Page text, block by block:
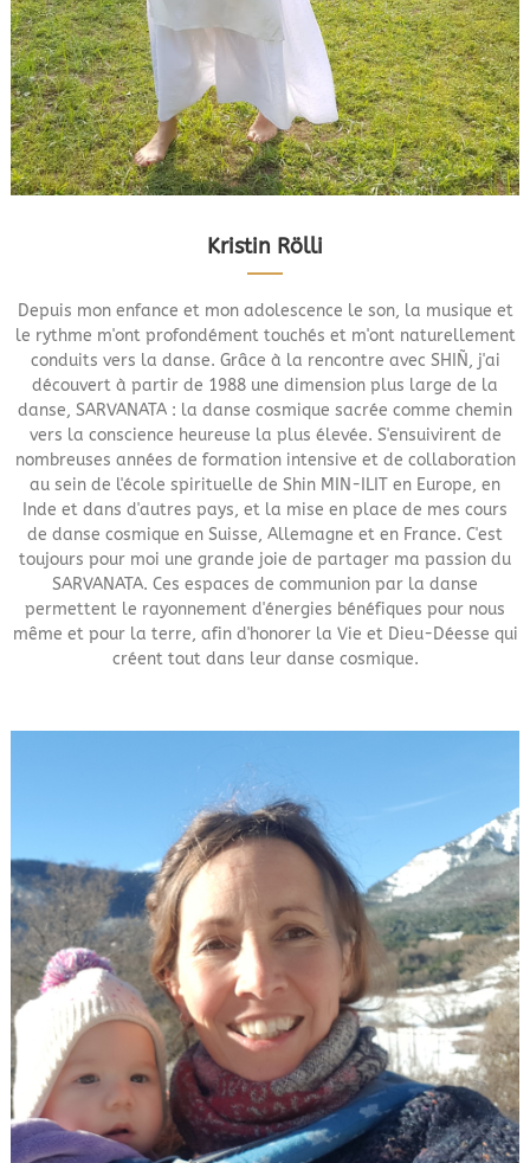
Kristin Rölli
Depuis mon enfance et mon adolescence le son, la musique et
le rythme m'ont profondément touchés et m'ont naturellement
conduits vers la danse. Grâce à la rencontre avec SHIÑ, j'ai
découvert à partir de 1988 une dimension plus large de la
danse, SARVANATA : la danse cosmique sacrée comme chemin
vers la conscience heureuse la plus élevée. S'ensuivirent de
nombreuses années de formation intensive et de collaboration
au sein de l'école spirituelle de Shin MIN-ILIT en Europe, en
Inde et dans d'autres pays, et la mise en place de mes cours
de danse cosmique en Suisse, Allemagne et en France. C'est
toujours pour moi une grande joie de partager ma passion du
SARVANATA. Ces espaces de communion par la danse
permettent le rayonnement d'énergies bénéfiques pour nous
même et pour la terre, afin d'honorer la Vie et Dieu-Déesse qui
créent tout dans leur danse cosmique.